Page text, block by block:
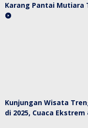
Karang Pantai Mutiara
Kunjungan Wisata
di 2025, Cuaca Ekstrem